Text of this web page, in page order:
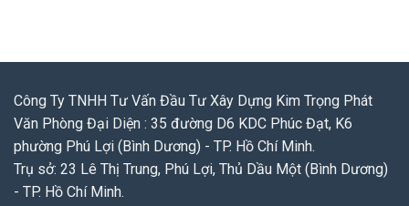
Công Ty TNHH Tư Vấn Đầu Tư Xây Dựng Kim Trọng Phát
Văn Phòng Đại Diện : 35 đường D6 KDC Phúc Đạt, K6
phường Phú Lợi (Bình Dương) - TP. Hồ Chí Minh.
Trụ sở: 23 Lê Thị Trung, Phú Lợi, Thủ Dầu Một (Bình Dương)
- TP. Hồ Chí Minh.